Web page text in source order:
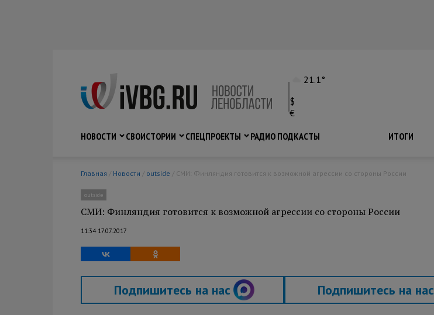
21.1°
$
€
НОВОСТИ
СВОИСТОРИИ СПЕЦПРОЕКТЫ РАДИО ПОДКАСТЫ ИТОГИ
Главная / Новости / outside / СМИ: Финляндия готовится к возможной агрессии со стороны России
outside
СМИ: Финляндия готовится к возможной агрессии со стороны России
11:34 17.07.2017
Подпишитесь на нас Подпишитесь на нас